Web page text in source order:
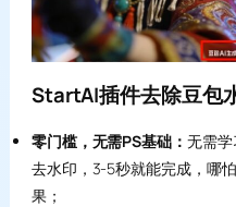
StartAI插件去除豆包
零门槛，无需PS基础： 无需
去水印，3-5秒就能完成，哪
果；